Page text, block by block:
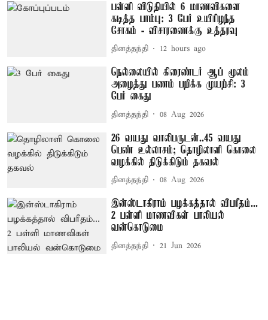
பள்ளி விடுதியில் 6 மாணவிகளை
கடித்த பாம்பு: 3 பேர் உயிரிழந்த
சோகம் - விசாரணைக்கு உத்தரவு
தினத்தந்தி 12 hours ago
நெல்லையில் கிரைண்டர் ஆப் மூலம்
அழைத்து பணம் பறிக்க முயற்சி: 3
பேர் கைது
தினத்தந்தி 08 Aug 2026
26 வயது வாலிபருடன்..45 வயது
பெண் உல்லாசம்; தொழிலாளி கொலை
வழக்கில் திடுக்கிடும் தகவல்
தினத்தந்தி 08 Aug 2026
இன்ஸ்டாகிராம் பழக்கத்தால் விபரீதம்...
2 பள்ளி மாணவிகள் பாலியல்
வன்கொடுமை
தினத்தந்தி 21 Jun 2026